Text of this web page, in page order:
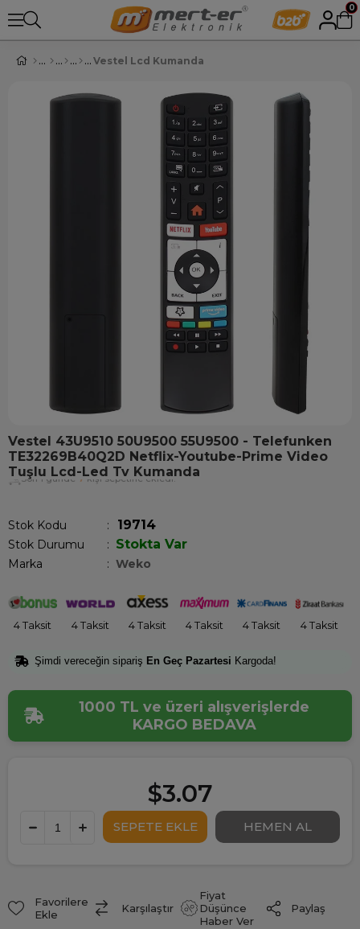
0
Vestel Lcd Kumanda
Vestel 43U9510 50U9500 55U9500 - Telefunken
TE32269B40Q2D Netflix-Youtube-Prime Video
Tuşlu Lcd-Led Tv Kumanda
Son 1 günde kişi sepetine ekledi!
Stok Kodu 19714
Stok Durumu : Stokta Var
Marka : Weko
4 Taksit 4 Taksit 4 Taksit 4 Taksit 4 Taksit 4 Taksit
Şimdi vereceğin sipariş En Geç Pazartesi Kargoda!
1000 TL ve üzeri alışverişlerde
KARGO BEDAVA
$3.07
Favorilere
Ekle
Karşılaştır
Fiyat
Düşünce
Haber Ver
Paylaş